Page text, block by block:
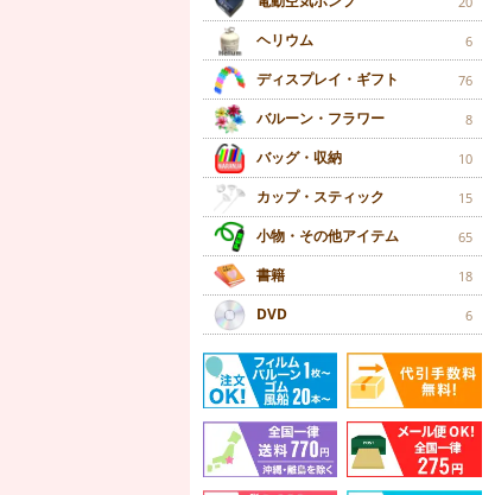
ヘリウム 6
ディスプレイ・ギフト 76
バルーン・フラワー 8
バッグ・収納 10
カップ・スティック 15
小物・その他アイテム 65
書籍 18
DVD 6